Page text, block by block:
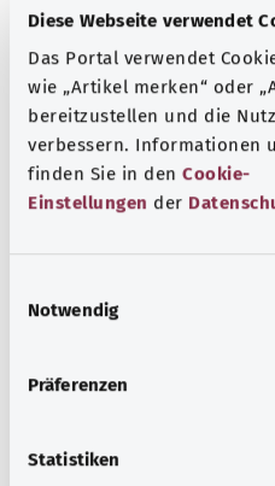
Diese Webseite verwendet
Das Portal verwendet
wie „Artikel merken“ oder
bereitzustellen und die
verbessern. Informationen
finden Sie in den Cookie-
Einstellungen der
Notwendig
Präferenzen
Statistiken